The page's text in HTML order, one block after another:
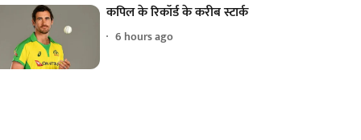
कपिल के रिकॉर्ड के करीब स्टार्क
6 hours ago